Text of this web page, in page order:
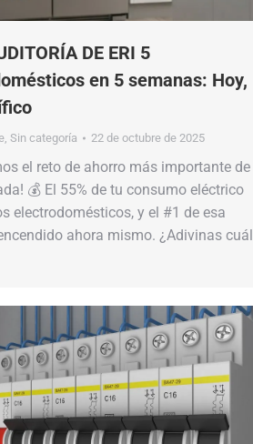
DE ERI 5
en 5 semanas: Hoy,
, Sin categoría 22 de octubre de 2025
el reto de ahorro más importante de
💰 El 55% de tu consumo eléctrico
electrodomésticos, y el #1 de esa
ahora mismo. ¿Adivinas cuál